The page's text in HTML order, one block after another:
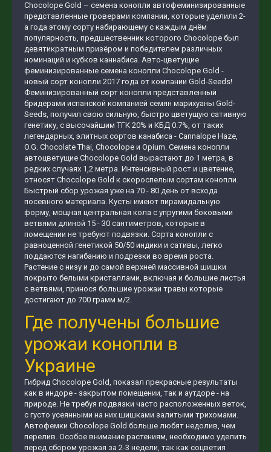
Chocolope Gold – семена конопли автофеминизированные
представленные гроверами компании, которые уделили 2-
а года этому сорту набирающему с каждым днём
популярность, предшественник которого Chocolope был
девятикратным призёром и победителем различных
номинаций и кубков каннабиса. Авто-цветущие
феминизированные семена конопли Chocolope Gold -
новый сорт конопли 2017 года от компании Gold-Seeds!
Феминизированный сорт конопли представленный
бридерами испанской компанией семян марихуаны Gold-
Seeds, получил свою сильную, быстро цветущую сативную
генетику, с высочайшим ТГК 20% и КБД 0.7%, от таких
легендарных, элитных сортов канабиса - Cannalope Haze,
O.G. Chocolate Thai, Сhocolope и Opium. Семена конопли
автоцветущие Сhocolope Gold вырастают до 1 метра, в
редких случаях 1,2 метра. Интенсивный рост и цветение,
относят Сhocolope Gold к скороспелым сортам конопли.
Быстрый сбор урожая уже на 70 - 80 день от всхода
посевного материала. Кусты имеют пирамидальную
форму, мощная центральная кола с упругими боковыми
ветвями длиной 15 - 30 сантиметров, которые в
помещении не требуют подвязки. Сорта конопли с
равноценной генетикой 50/50 индики и сативы, легко
поддаются нагибанию и подрезки во время роста.
Растение с низу и до самой верхней массивной шишки
покрыто белыми кристаллами, включая и большие листья
с ветвями, принося большие урожаи травы которые
достигают до 700 грамм м/2.
Где получены большие
урожаи конопли в
Украине
Гибрид Сhocolope Gold, показал прекрасные результаты
как в индоре - закрытом помещении, так и аутдоре - на
природе. Не требуя подвязки часто расположенных веток,
с густо усеянными на них шишками залитыми трихомами.
Автофемки Сhocolope Gold больше любят недолив, чем
перелив. Особое внимание растениям, необходимо уделить
перед сбором урожая за 2-3 недели, так как соцветия